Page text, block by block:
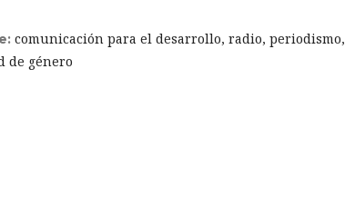
comunicación para el desarrollo, radio, periodismo,
de género